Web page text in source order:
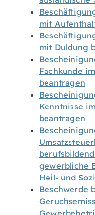
mit
mit Duldung
Fachkunde
beantragen
Kenntnisse
beantragen
gewerbliche
Heil- und
Beschwerde